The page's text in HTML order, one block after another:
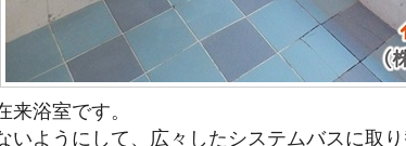
来浴室です。
いようにして、広々したシステムバスに取